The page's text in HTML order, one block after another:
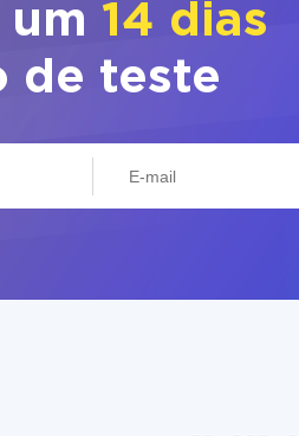
um 14 dias
de teste